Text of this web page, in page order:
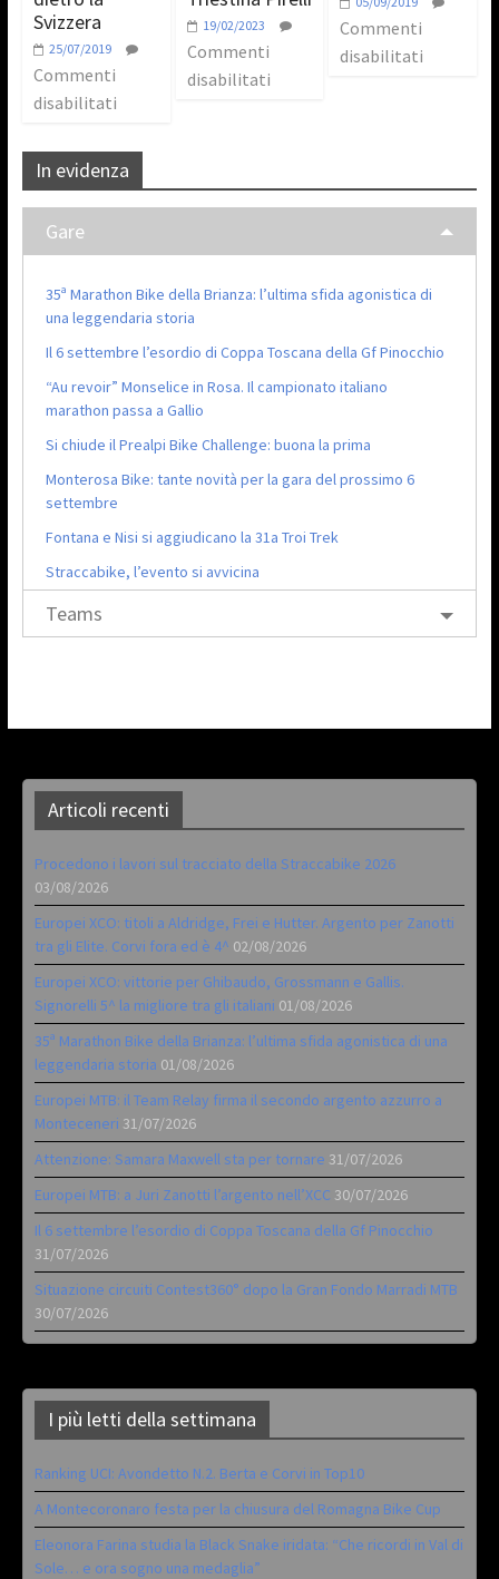
Svizzera
25/07/2019
Commenti
disabilitati
19/02/2023
Commenti
disabilitati
Commenti
disabilitati
In evidenza
Gare
35ª Marathon Bike della Brianza: l’ultima sfida agonistica di
una leggendaria storia
Il 6 settembre l’esordio di Coppa Toscana della Gf Pinocchio
“Au revoir” Monselice in Rosa. Il campionato italiano
marathon passa a Gallio
Si chiude il Prealpi Bike Challenge: buona la prima
Monterosa Bike: tante novità per la gara del prossimo 6
settembre
Fontana e Nisi si aggiudicano la 31a Troi Trek
Straccabike, l’evento si avvicina
Teams
Articoli recenti
Procedono i lavori sul tracciato della Straccabike 2026
03/08/2026
Europei XCO: titoli a Aldridge, Frei e Hutter. Argento per Zanotti
tra gli Elite. Corvi fora ed è 4^ 02/08/2026
Europei XCO: vittorie per Ghibaudo, Grossmann e Gallis.
Signorelli 5^ la migliore tra gli italiani 01/08/2026
35ª Marathon Bike della Brianza: l’ultima sfida agonistica di una
leggendaria storia 01/08/2026
Europei MTB: il Team Relay firma il secondo argento azzurro a
Monteceneri 31/07/2026
Attenzione: Samara Maxwell sta per tornare 31/07/2026
Europei MTB: a Juri Zanotti l’argento nell’XCC 30/07/2026
Il 6 settembre l’esordio di Coppa Toscana della Gf Pinocchio
31/07/2026
Situazione circuiti Contest360° dopo la Gran Fondo Marradi MTB
30/07/2026
I più letti della settimana
Ranking UCI: Avondetto N.2. Berta e Corvi in Top10
A Montecoronaro festa per la chiusura del Romagna Bike Cup
Eleonora Farina studia la Black Snake iridata: “Che ricordi in Val di
Sole… e ora sogno una medaglia”